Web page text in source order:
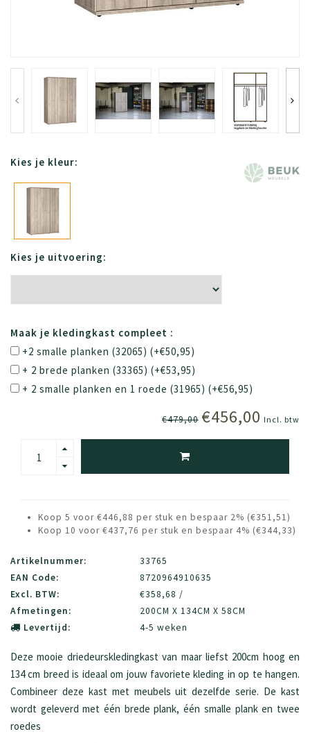
Kies je kleur:
Kies je uitvoering:
Maak je kledingkast compleet :
+2 smalle planken (32065) (+€50,95)
+ 2 brede planken (33365) (+€53,95)
+ 2 smalle planken en 1 roede (31965) (+€56,95)
€479,00 €456,00 Incl. btw
Koop 5 voor €446,88 per stuk en bespaar 2% (€351,51)
Koop 10 voor €437,76 per stuk en bespaar 4% (€344,33)
Artikelnummer:
33765
EAN Code:
8720964910635
Excl. BTW:
€358,68 /
Afmetingen:
200CM X 134CM X 58CM
Levertijd:
4-5 weken
Deze mooie driedeurskledingkast van maar liefst 200cm hoog en
134 cm breed is ideaal om jouw favoriete kleding in op te hangen.
Combineer deze kast met meubels uit dezelfde serie. De kast
wordt geleverd met één brede plank, één smalle plank en twee
roedes